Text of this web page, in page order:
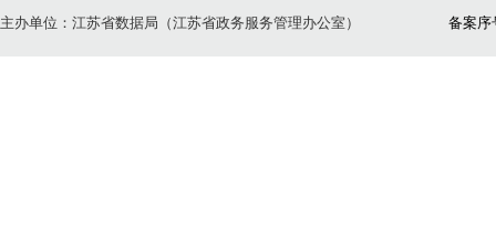
主办单位：江苏省数据局（江苏省政务服务管理办公室） 备案序